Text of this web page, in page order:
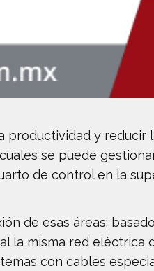
productividad y reducir
se puede
de control en la
de esas áreas;
la misma red eléctrica
con cables